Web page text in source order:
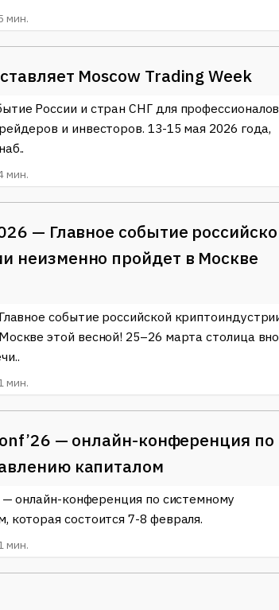
тенденций в этой захватывающей области.
что стоит узнать об этом быстро
мин.
Moscow Trading Week
России и стран СНГ для профессионалов
и инвесторов. 13-15 мая 2026 года,
мин.
— Главное событие
неизменно пройдет в Москве
событие российской
этой весной! 25–26 марта столица
мин.
— онлайн-конференция по
капиталом
онлайн-конференция по системному
которая состоится 7-8 февраля.
мин.